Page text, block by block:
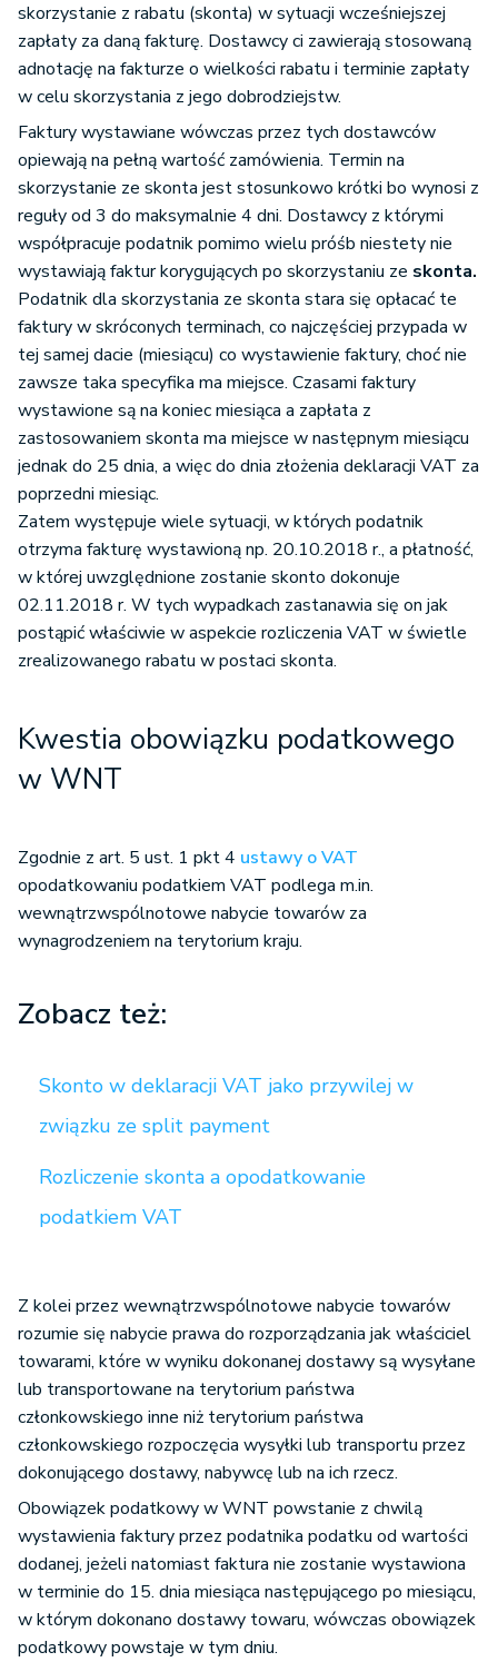
skorzystanie z rabatu (skonta) w sytuacji wcześniejszej
zapłaty za daną fakturę. Dostawcy ci zawierają stosowaną
adnotację na fakturze o wielkości rabatu i terminie zapłaty
w celu skorzystania z jego dobrodziejstw.
Faktury wystawiane wówczas przez tych dostawców
opiewają na pełną wartość zamówienia. Termin na
skorzystanie ze skonta jest stosunkowo krótki bo wynosi z
reguły od 3 do maksymalnie 4 dni. Dostawcy z którymi
współpracuje podatnik pomimo wielu próśb niestety nie
wystawiają faktur korygujących po skorzystaniu ze skonta.
Podatnik dla skorzystania ze skonta stara się opłacać te
faktury w skróconych terminach, co najczęściej przypada w
tej samej dacie (miesiącu) co wystawienie faktury, choć nie
zawsze taka specyfika ma miejsce. Czasami faktury
wystawione są na koniec miesiąca a zapłata z
zastosowaniem skonta ma miejsce w następnym miesiącu
jednak do 25 dnia, a więc do dnia złożenia deklaracji VAT za
poprzedni miesiąc.
Zatem występuje wiele sytuacji, w których podatnik
otrzyma fakturę wystawioną np. 20.10.2018 r., a płatność,
w której uwzględnione zostanie skonto dokonuje
02.11.2018 r. W tych wypadkach zastanawia się on jak
postąpić właściwie w aspekcie rozliczenia VAT w świetle
zrealizowanego rabatu w postaci skonta.
Kwestia obowiązku podatkowego
w WNT
Zgodnie z art. 5 ust. 1 pkt 4 ustawy o VAT
opodatkowaniu podatkiem VAT podlega m.in.
wewnątrzwspólnotowe nabycie towarów za
wynagrodzeniem na terytorium kraju.
Zobacz też:
Skonto w deklaracji VAT jako przywilej w
związku ze split payment
Rozliczenie skonta a opodatkowanie
podatkiem VAT
Z kolei przez wewnątrzwspólnotowe nabycie towarów
rozumie się nabycie prawa do rozporządzania jak właściciel
towarami, które w wyniku dokonanej dostawy są wysyłane
lub transportowane na terytorium państwa
członkowskiego inne niż terytorium państwa
członkowskiego rozpoczęcia wysyłki lub transportu przez
dokonującego dostawy, nabywcę lub na ich rzecz.
Obowiązek podatkowy w WNT powstanie z chwilą
wystawienia faktury przez podatnika podatku od wartości
dodanej, jeżeli natomiast faktura nie zostanie wystawiona
w terminie do 15. dnia miesiąca następującego po miesiącu,
w którym dokonano dostawy towaru, wówczas obowiązek
podatkowy powstaje w tym dniu.